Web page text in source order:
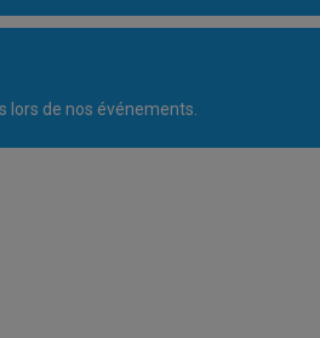
lors de nos événements.